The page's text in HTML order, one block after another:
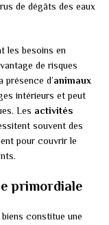
de dégâts des eaux
les besoins en
de risques
présence d’animaux
intérieurs et peut
Les activités
souvent des
pour couvrir le
primordiale
constitue une